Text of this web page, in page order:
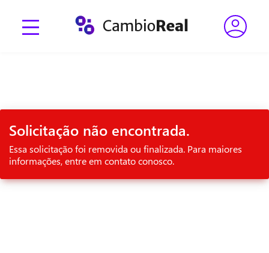
Solicitação não encontrada.
Essa solicitação foi removida ou finalizada. Para maiores
informações, entre em contato conosco.